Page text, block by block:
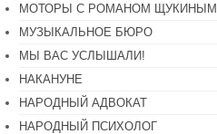
МОТОРЫ С РОМАНОМ ЩУКИНЫМ
МУЗЫКАЛЬНОЕ БЮРО
МЫ ВАС УСЛЫШАЛИ!
НАКАНУНЕ
НАРОДНЫЙ АДВОКАТ
НАРОДНЫЙ ПСИХОЛОГ